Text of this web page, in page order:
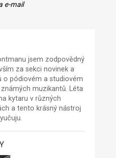
e-mail
jsem zodpovědný
za sekci novinek a
o pódiovém a studiovém
muzikantů. Léta
kytaru v různých
a tento krásný nástroj